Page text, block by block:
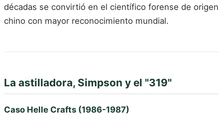
décadas se convirtió en el científico forense de origen
chino con mayor reconocimiento mundial.
La astilladora, Simpson y el "319"
Caso Helle Crafts (1986-1987)